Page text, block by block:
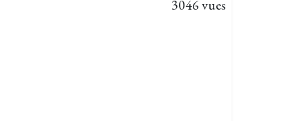
3046 vues